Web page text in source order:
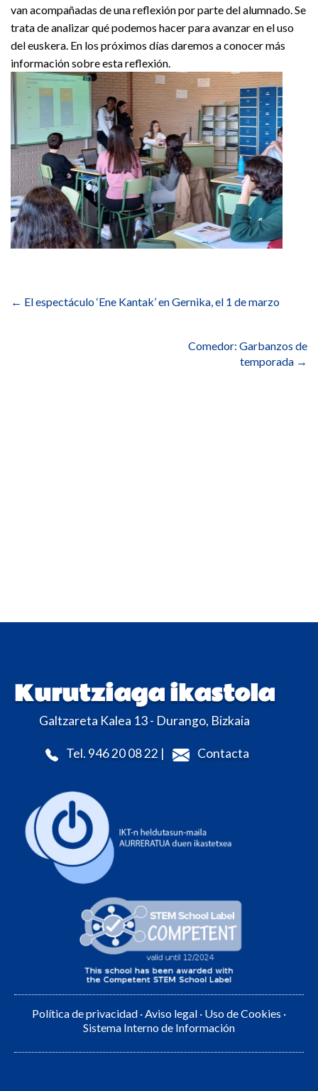
van acompañadas de una reflexión por parte del alumnado. Se
trata de analizar qué podemos hacer para avanzar en el uso
del euskera. En los próximos días daremos a conocer más
información sobre esta reflexión.
de
← El espectáculo ‘Ene Kantak’ en Gernika, el 1 de marzo
Comedor: Garbanzos de
temporada →
Kurutziaga ikastola
Galtzareta Kalea 13 - Durango, Bizkaia
Tel. 946 20 08 22 | Contacta
Política de privacidad ·Aviso legal · Uso de Cookies ·
Sistema Interno de Información